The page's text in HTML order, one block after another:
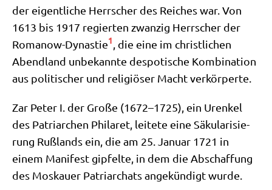
der eigent­li­che Herr­scher des Rei­ches war. Von
1613 bis 1917 regier­ten zwan­zig Herr­scher der
Roma­now-Dyna­stie1
, die eine im christ­li­chen
Abend­land unbe­kann­te des­po­ti­sche Kom­bi­na­ti­on
aus poli­ti­scher und reli­giö­ser Macht verkörperte.
Zar Peter I. der Gro­ße (1672–1725), ein Uren­kel
des Patri­ar­chen Phila­ret, lei­te­te eine Säku­la­ri­sie­
rung Ruß­lands ein, die am 25. Janu­ar 1721 in
einem Mani­fest gip­fel­te, in dem die Abschaf­fung
des Mos­kau­er Patri­ar­chats ange­kün­digt wurde.